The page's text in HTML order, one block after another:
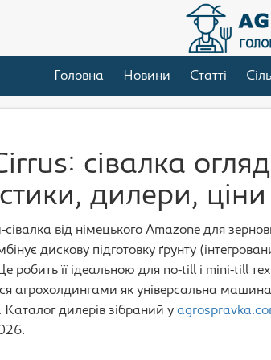
Головна Новини Статті
сівалка
дилери,
від німецького Amazone для
дискову підготовку ґрунту
робить її ідеальною для no-till і mini-till
агрохолдингами як універсальна
дилерів зібраний у